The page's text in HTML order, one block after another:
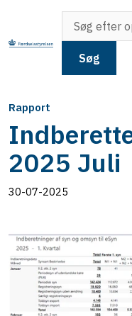
Søg
Rapport
2025 Juli
30-07-2025